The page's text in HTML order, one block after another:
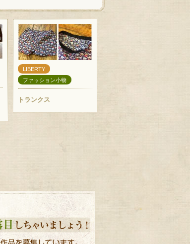
LIBERTY
ファッション小物
トランクス